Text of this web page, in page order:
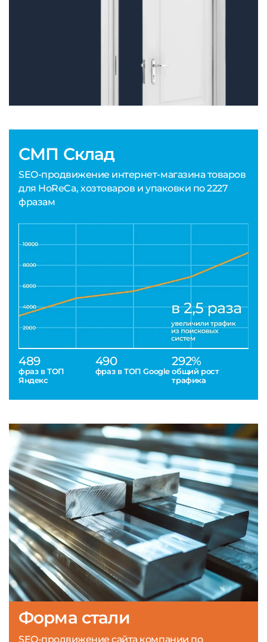
СМП Склад
SEO-продвижение интернет-магазина товаров
для HoReCa, хозтоваров и упаковки по 2227
фразам
489
фраз в ТОП
Яндекс
490
фраз в ТОП Google
292%
общий рост
трафика
Форма стали
SEO-продвижение сайта компании по